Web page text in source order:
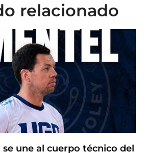
relacionado
une al cuerpo técnico del